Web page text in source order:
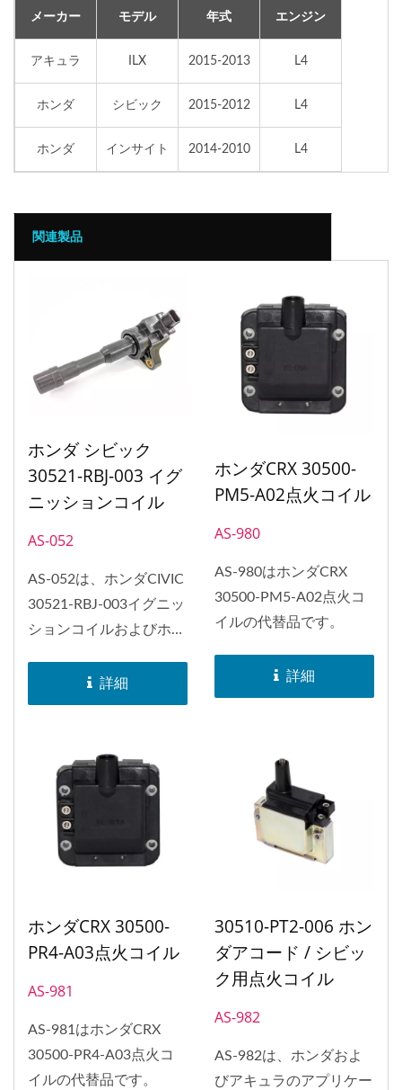
メーカー モデル 年式 エンジン
アキュラ ILX 2015-2013 L4
ホンダ シビック 2015-2012 L4
ホンダ インサイト 2014-2010 L4
関連製品
ホンダ シビック
30521-RBJ-003 イグ
ニッションコイル
AS-052
AS-052は、ホンダCIVIC
30521-RBJ-003イグニッ
ションコイルおよびホン
ILXの代替品として使用
できます。 PH-COP点
とイグナイターを統合し
たものであり、スパーク
プラグ取り付け穴を使用
して、点火コイルを小型
かつ軽量化していま
詳細
ホンダCRX 30500-
PM5-A02点火コイル
AS-980
AS-980はホンダCRX
30500-PM5-A02点火コ
イルの代替品です。
詳細
ホンダCRX 30500-
PR4-A03点火コイル
AS-981
AS-981はホンダCRX
30500-PR4-A03点火コ
イルの代替品です。
30510-PT2-006 ホン
ダアコード / シビッ
ク用点火コイル
AS-982
AS-982は、ホンダおよ
びアキュラのアプリケー